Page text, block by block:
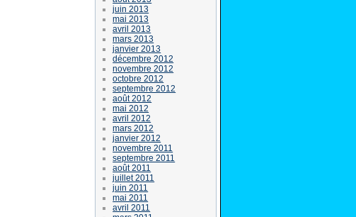
juin 2013
mai 2013
avril 2013
mars 2013
janvier 2013
décembre 2012
novembre 2012
octobre 2012
septembre 2012
août 2012
mai 2012
avril 2012
mars 2012
janvier 2012
novembre 2011
septembre 2011
août 2011
juillet 2011
juin 2011
mai 2011
avril 2011